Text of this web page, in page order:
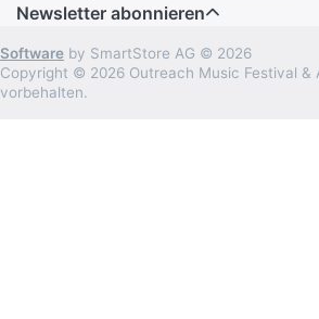
Newsletter abonnieren
Software by SmartStore AG © 2026
Copyright © 2026 Outreach Music Festival &
vorbehalten.